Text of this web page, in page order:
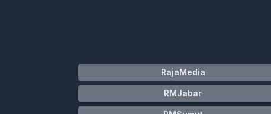
RajaMedia
RMJabar